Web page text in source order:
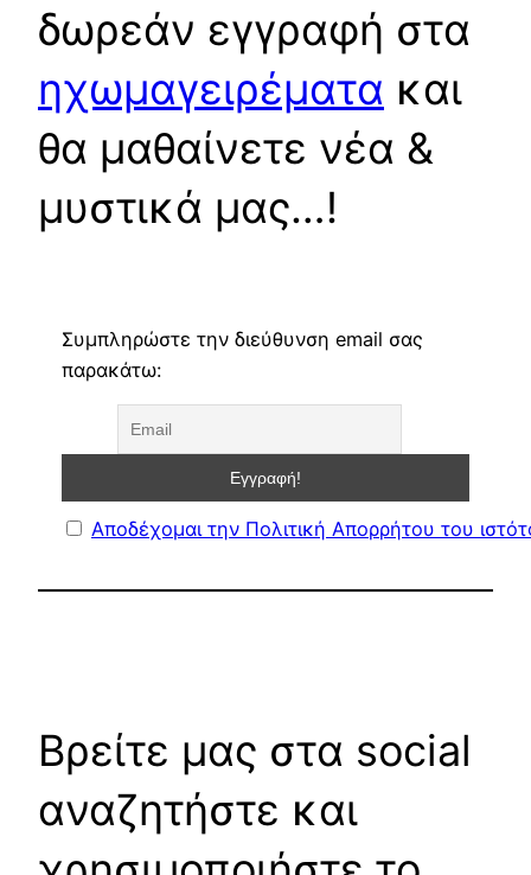
δωρεάν εγγραφή στα
ηχωμαγειρέματα και
θα μαθαίνετε νέα &
μυστικά μας…!
Συμπληρώστε την διεύθυνση email σας
παρακάτω:
Αποδέχομαι την Πολιτική Απορρήτου του
Βρείτε μας στα social
αναζητήστε και